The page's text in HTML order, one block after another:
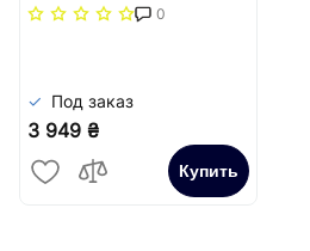
решітка WR) Carrera
0
Под заказ
3 949 ₴
Купить